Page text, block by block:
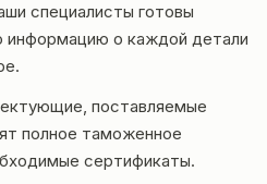
специалисты готовы
информацию о каждой детали
поставляемые
полное таможенное
сертификаты.